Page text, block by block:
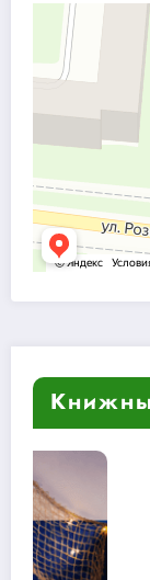
КНИЖНЫЕ